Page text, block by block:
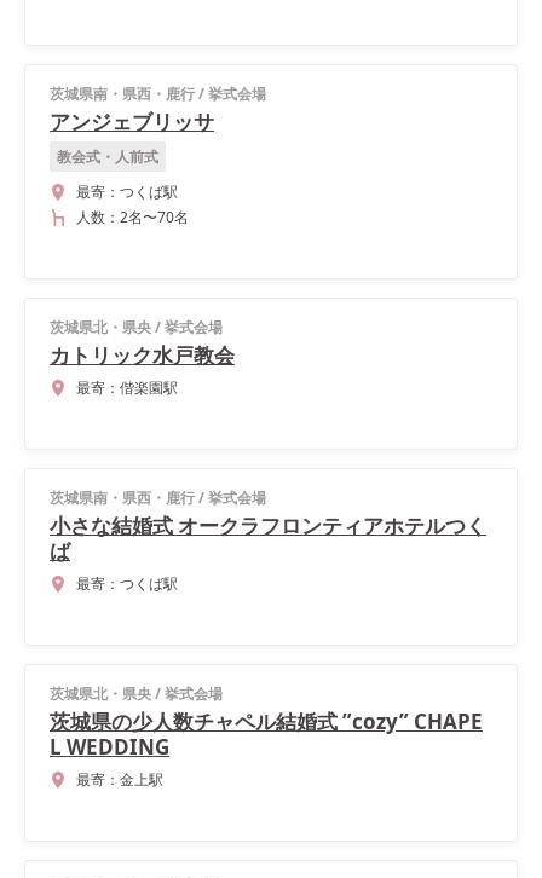
茨城県南・県西・鹿行/挙式会場
アンジェブリッサ
教会式・人前式
最寄： つくば駅
人数： 2名〜70名
茨城県北・県央/挙式会場
カトリック水戸教会
最寄： 偕楽園駅
茨城県南・県西・鹿行/挙式会場
小さな結婚式 オークラフロンティアホテルつく
ば
最寄： つくば駅
茨城県北・県央/挙式会場
茨城県の少人数チャペル結婚式 ”cozy” CHAPE
L WEDDING
最寄： 金上駅